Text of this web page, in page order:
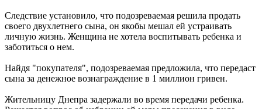
Следствие установило, что подозреваемая решила продать
своего двухлетнего сына, он якобы мешал ей устраивать
личную жизнь. Женщина не хотела воспитывать ребенка и
заботиться о нем.
Найдя "покупателя", подозреваемая предложила, что передаст
сына за денежное вознаграждение в 1 миллион гривен.
Жительницу Днепра задержали во время передачи ребенка.